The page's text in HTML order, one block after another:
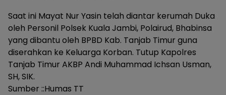
Saat ini Mayat Nur Yasin telah diantar kerumah Duka
oleh Personil Polsek Kuala Jambi, Polairud, Bhabinsa
yang dibantu oleh BPBD Kab. Tanjab Timur guna
diserahkan ke Keluarga Korban. Tutup Kapolres
Tanjab Timur AKBP Andi Muhammad Ichsan Usman,
SH, SIK.
Sumber ::Humas TT